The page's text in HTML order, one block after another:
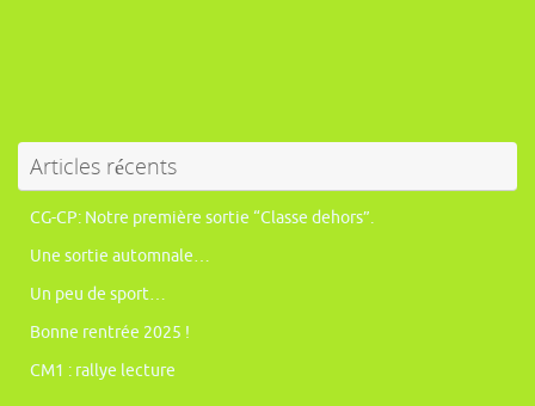
Articles récents
CG-CP: Notre première sortie “Classe dehors”.
Une sortie automnale…
Un peu de sport…
Bonne rentrée 2025 !
CM1 : rallye lecture